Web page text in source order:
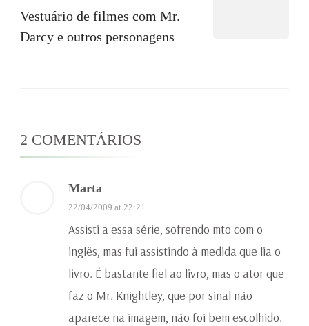
Vestuário de filmes com Mr.
Darcy e outros personagens
2 COMENTÁRIOS
Marta
22/04/2009 at 22:21
Assisti a essa série, sofrendo mto com o
inglês, mas fui assistindo à medida que lia o
livro. É bastante fiel ao livro, mas o ator que
faz o Mr. Knightley, que por sinal não
aparece na imagem, não foi bem escolhido.